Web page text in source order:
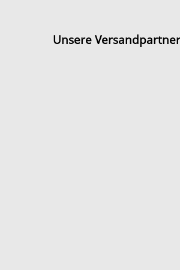
Unsere Versandpartner